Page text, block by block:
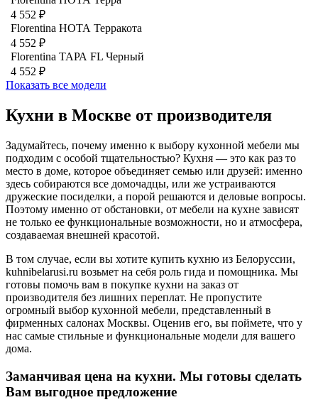
4 552 ₽
Florentina НОТА Терракота
4 552 ₽
Florentina ТАРА FL Черный
4 552 ₽
Показать все модели
Кухни в Москве от производителя
Задумайтесь, почему именно к выбору кухонной мебели мы
подходим с особой тщательностью? Кухня — это как раз то
место в доме, которое объединяет семью или друзей: именно
здесь собираются все домочадцы, или же устраиваются
дружеские посиделки, а порой решаются и деловые вопросы.
Поэтому именно от обстановки, от мебели на кухне зависят
не только ее функциональные возможности, но и атмосфера,
создаваемая внешней красотой.
В том случае, если вы хотите купить кухню из Белоруссии,
kuhnibelarusi.ru возьмет на себя роль гида и помощника. Мы
готовы помочь вам в покупке кухни на заказ от
производителя без лишних переплат. Не пропустите
огромный выбор кухонной мебели, представленный в
фирменных салонах Москвы. Оценив его, вы поймете, что у
нас самые стильные и функциональные модели для вашего
дома.
Заманчивая цена на кухни. Мы готовы сделать
Вам выгодное предложение